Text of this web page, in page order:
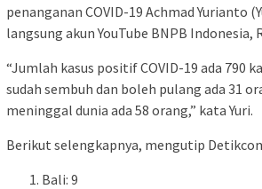
penanganan COVID-19 Achmad Yurianto
langsung akun YouTube BNPB Indonesia,
“Jumlah kasus positif COVID-19 ada 790
sudah sembuh dan boleh pulang ada 31
meninggal dunia ada 58 orang,” kata Yuri.
Berikut selengkapnya, mengutip
Bali: 9